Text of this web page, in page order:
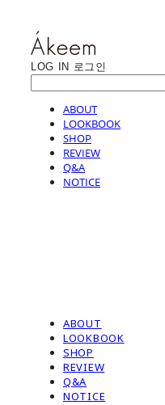
LOG IN 로그인
ABOUT
LOOKBOOK
SHOP
REVIEW
Q&A
NOTICE
ABOUT
LOOKBOOK
SHOP
REVIEW
Q&A
NOTICE